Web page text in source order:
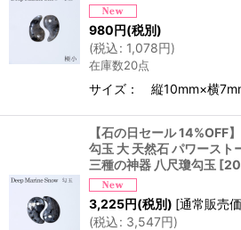
980円(税別)
(税込: 1,078円)
在庫数20点
サイズ： 縦10mm×横
【石の日セール 14%OFF
勾玉 大 天然石 パワースト
三種の神器 八尺瓊勾玉 [
3,225円(税別) [通常販売
(税込: 3,547円)